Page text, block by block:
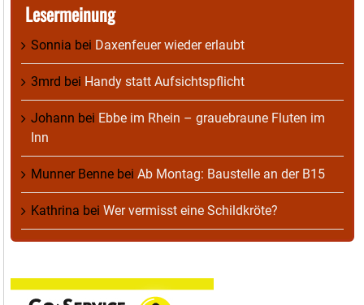
Lesermeinung
Sonnia bei Daxenfeuer wieder erlaubt
3mrd bei Handy statt Aufsichtspflicht
Johann bei Ebbe im Rhein – grauebraune Fluten im
Inn
Munner Benne bei Ab Montag: Baustelle an der B15
Kathrina bei Wer vermisst eine Schildkröte?